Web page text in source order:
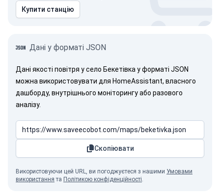
Купити станцію
Дані у форматі JSON
Дані якості повітря у село Бекетівка у форматі JSON
можна використовувати для HomeAssistant, власного
дашборду, внутрішнього моніторингу або разового
аналізу.
Скопіювати
Використовуючи цей URL, ви погоджуєтеся з нашими Умовами
використання та Політикою конфіденційності.